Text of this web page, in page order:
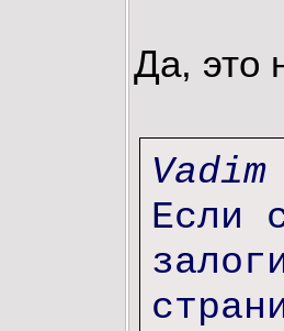
Да, это
Если